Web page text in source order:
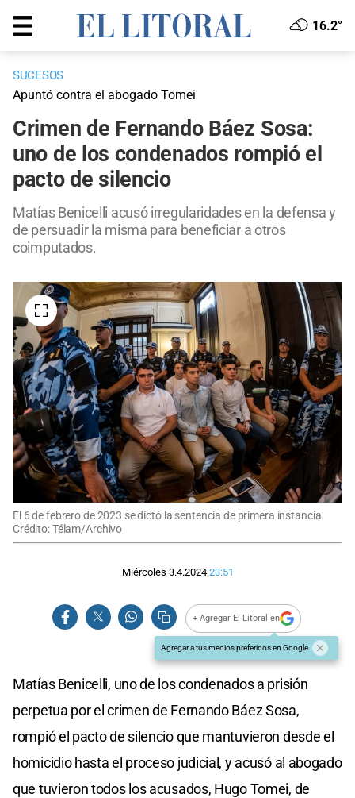
16.2°
SUCESOS
Apuntó contra el abogado Tomei
Crimen de Fernando Báez Sosa:
uno de los condenados rompió el
pacto de silencio
Matías Benicelli acusó irregularidades en la defensa y
de persuadir la misma para beneficiar a otros
coimputados.
El 6 de febrero de 2023 se dictó la sentencia de primera instancia.
Crédito: Télam/Archivo
Miércoles 3.4.2024 23:51
+ Agregar El Litoral en
Agregar a tus medios preferidos en Google
Matías Benicelli, uno de los condenados a prisión
perpetua por el crimen de Fernando Báez Sosa,
rompió el pacto de silencio que mantuvieron desde el
homicidio hasta el proceso judicial, y acusó al abogado
que tuvieron todos los acusados, Hugo Tomei, de